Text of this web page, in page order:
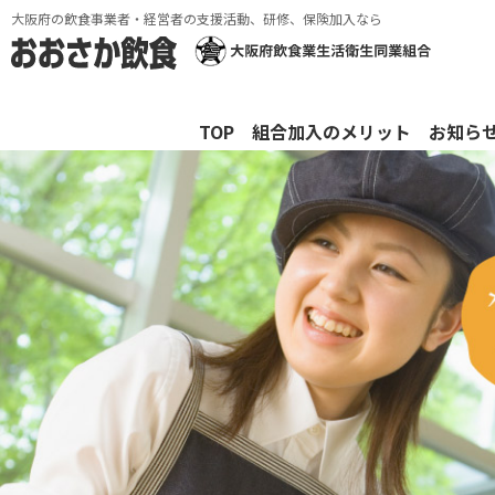
大阪府の飲食事業者・経営者の支援活動、研修、保険加入なら
TOP 組合加入のメリット お知ら